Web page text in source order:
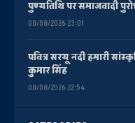
पुण्यतिथि पर समाजवादी
08/08/2026 23:01
पवित्र सरयू नदी हमारी
कुमार सिंह
08/08/2026 22:54